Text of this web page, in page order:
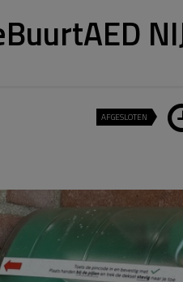
AFGESLOTEN